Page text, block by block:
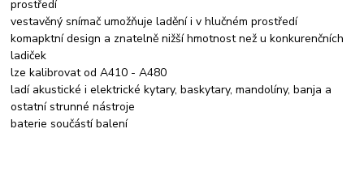
prostředí
vestavěný snímač umožňuje ladění i v hlučném prostředí
komapktní design a znatelně nižší hmotnost než u konkurenčních
ladiček
lze kalibrovat od A410 - A480
ladí akustické i elektrické kytary, baskytary, mandolíny, banja a
ostatní strunné nástroje
baterie součástí balení